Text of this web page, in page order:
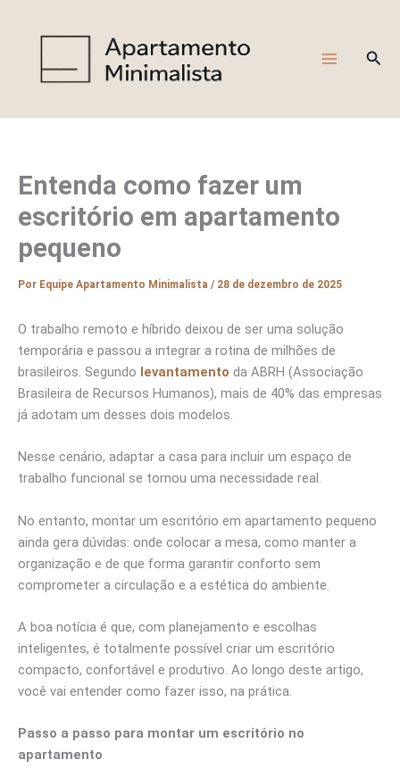
conteúdo
Entenda como fazer um
escritório em apartamento
pequeno
Por Equipe Apartamento Minimalista / 28 de dezembro de 2025
O trabalho remoto e híbrido deixou de ser uma solução
temporária e passou a integrar a rotina de milhões de
brasileiros. Segundo levantamento da ABRH (Associação
Brasileira de Recursos Humanos), mais de 40% das empresas
já adotam um desses dois modelos.
Nesse cenário, adaptar a casa para incluir um espaço de
trabalho funcional se tornou uma necessidade real.
No entanto, montar um escritório em apartamento pequeno
ainda gera dúvidas: onde colocar a mesa, como manter a
organização e de que forma garantir conforto sem
comprometer a circulação e a estética do ambiente.
A boa notícia é que, com planejamento e escolhas
inteligentes, é totalmente possível criar um escritório
compacto, confortável e produtivo. Ao longo deste artigo,
você vai entender como fazer isso, na prática.
Passo a passo para montar um escritório no
apartamento